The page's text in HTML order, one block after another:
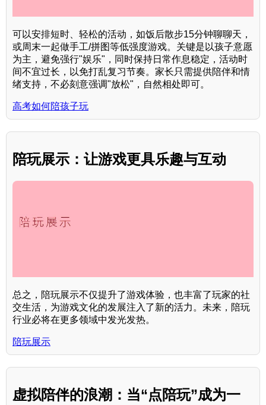
可以安排短时、轻松的活动，如饭后散步15分钟聊聊天，
或周末一起做手工/拼图等低强度游戏。关键是以孩子意愿
为主，避免强行"娱乐"，同时保持日常作息稳定，活动时
间不宜过长，以免打乱复习节奏。家长只需提供陪伴和情
绪支持，不必刻意强调"放松"，自然相处即可。
高考如何陪孩子玩
陪玩展示：让游戏更具乐趣与互动
总之，陪玩展示不仅提升了游戏体验，也丰富了玩家的社
交生活，为游戏文化的发展注入了新的活力。未来，陪玩
行业必将在更多领域中发光发热。
陪玩展示
虚拟陪伴的浪潮：当“点陪玩”成为一